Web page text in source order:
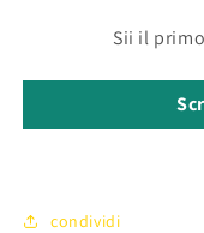
Sii il
condividi